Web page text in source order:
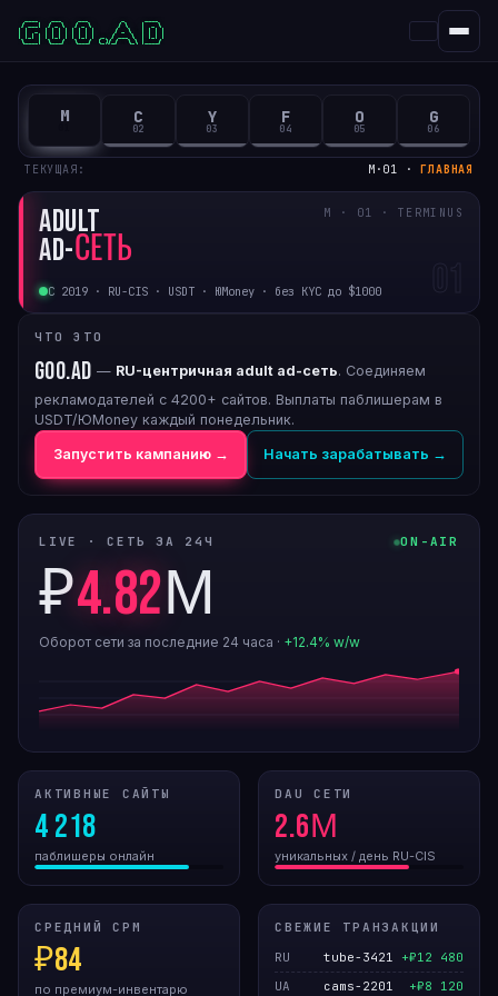
/ ___|  / _ \   / _ \        / \    |  _ \
| |  _  | | | | | | | |      / _ \   | | | |
| |_| | | |_| | | |_| |  _  / ___ \  | |_| |
\____|  \___/   \___/  (_)/_/   \_\ |____/
M C
02
Y
03
F
04
O
05
G
06
ТЕКУЩАЯ: M·01 ·ГЛАВНАЯ
M · 01 · TERMINUS
ADULT
AD-СЕТЬ
С 2019 · RU-CIS · USDT · ЮMoney · без KYC до $1000
ЧТО ЭТО
goo.ad — RU-центричная adult ad-сеть. Соединяем
рекламодателей с 4200+ сайтов. Выплаты паблишерам в
USDT/ЮMoney каждый понедельник.
Запустить кампанию → Начать зарабатывать →
LIVE · СЕТЬ ЗА 24Ч ON-AIR
₽4.82М
Оборот сети за последние 24 часа · +12.4% w/w
АКТИВНЫЕ САЙТЫ
4 218
паблишеры онлайн
DAU СЕТИ
2.6М
уникальных / день RU-CIS
СРЕДНИЙ CPM
₽84
по премиум-инвентарю
СВЕЖИЕ ТРАНЗАКЦИИ
RU
tube-3421
+₽12 480
UA
cams-2201 +₽8 120